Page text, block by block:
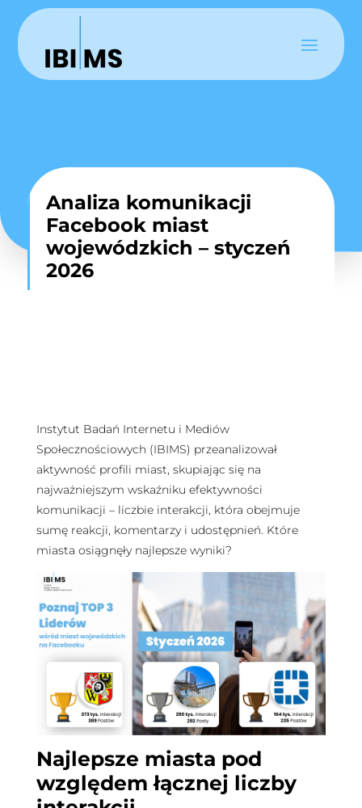
Analiza komunikacji
Facebook miast
wojewódzkich – styczeń
2026
Instytut Badań Internetu i Mediów
Społecznościowych (IBIMS) przeanalizował
aktywność profili miast, skupiając się na
najważniejszym wskaźniku efektywności
komunikacji – liczbie interakcji, która obejmuje
sumę reakcji, komentarzy i udostępnień. Które
miasta osiągnęły najlepsze wyniki?
Najlepsze miasta pod
względem łącznej liczby